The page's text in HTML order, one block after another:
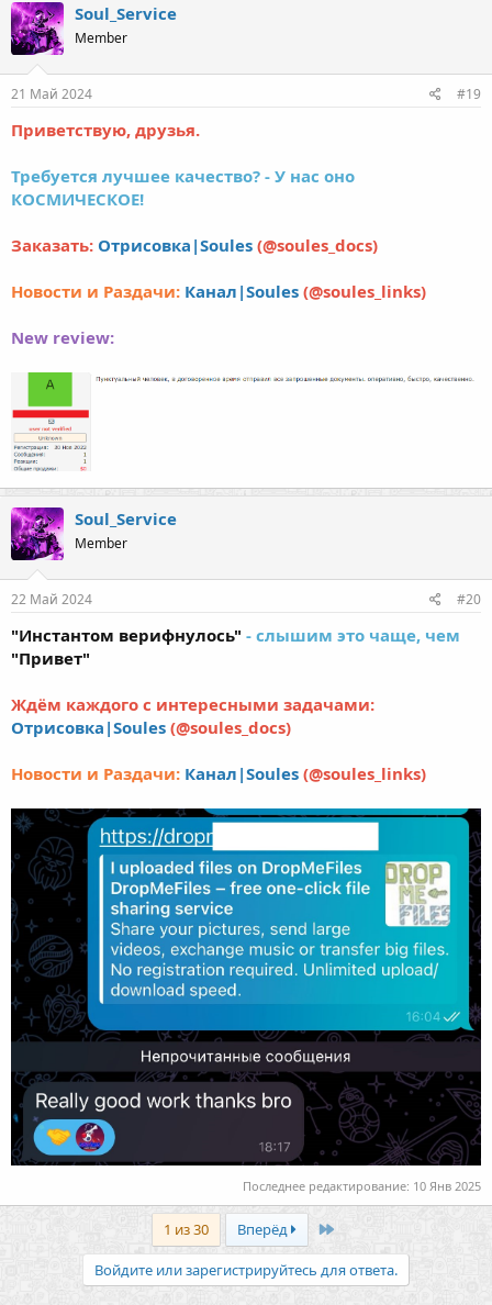
Soul_Service
Member
21 Май 2024 #19
Приветствую, друзья.
Требуется лучшее качество? - У нас оно
КОСМИЧЕСКОЕ!
Заказать: Отрисовка|Soules (@soules_docs)
Новости и Раздачи: Канал|Soules (@soules_links)
New review:
Soul_Service
Member
22 Май 2024 #20
"Инстантом верифнулось" - слышим это чаще, чем
"Привет"
Ждём каждого с интересными задачами:
Отрисовка|Soules (@soules_docs)
Новости и Раздачи: Канал|Soules (@soules_links)
Последнее редактирование: 10 Янв 2025
1 из 30 Вперёд Last
Войдите или зарегистрируйтесь для ответа.